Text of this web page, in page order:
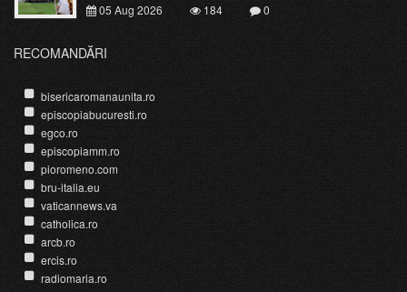
05 Aug 2026
184 0
RECOMANDĂRI
bisericaromanaunita.ro
episcopiabucuresti.ro
egco.ro
episcopiamm.ro
pioromeno.com
bru-italia.eu
vaticannews.va
catholica.ro
arcb.ro
ercis.ro
radiomaria.ro